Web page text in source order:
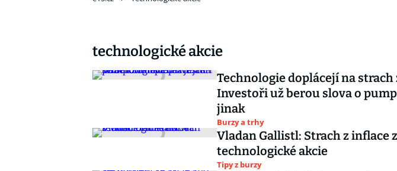
technologické akcie
Technologie doplácejí na strach
Investoři už berou slova o
jinak
Burzy a trhy
Vladan Gallistl: Strach z inflace
technologické akcie
Tipy z burzy